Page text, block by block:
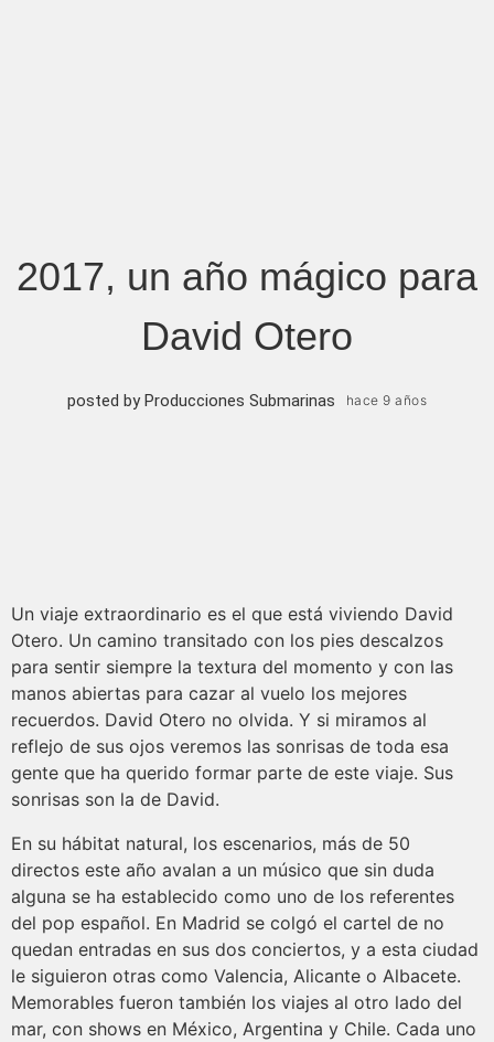
2017, un año mágico para
David Otero
posted by Producciones Submarinas hace 9 años
Un viaje extraordinario es el que está viviendo David
Otero. Un camino transitado con los pies descalzos
para sentir siempre la textura del momento y con las
manos abiertas para cazar al vuelo los mejores
recuerdos. David Otero no olvida. Y si miramos al
reflejo de sus ojos veremos las sonrisas de toda esa
gente que ha querido formar parte de este viaje. Sus
sonrisas son la de David.
En su hábitat natural, los escenarios, más de 50
directos este año avalan a un músico que sin duda
alguna se ha establecido como uno de los referentes
del pop español. En Madrid se colgó el cartel de no
quedan entradas en sus dos conciertos, y a esta ciudad
le siguieron otras como Valencia, Alicante o Albacete.
Memorables fueron también los viajes al otro lado del
mar, con shows en México, Argentina y Chile. Cada uno